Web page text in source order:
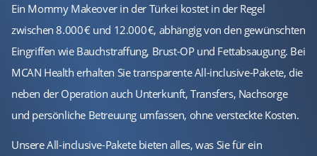
Ein Mommy Makeover in der Türkei kostet in der Regel
zwischen 8.000 € und 12.000 €, abhängig von den gewünschten
Eingriffen wie Bauchstraffung, Brust-OP und Fettabsaugung. Bei
MCAN Health erhalten Sie transparente All-inclusive-Pakete, die
neben der Operation auch Unterkunft, Transfers, Nachsorge
und persönliche Betreuung umfassen, ohne versteckte Kosten.
Unsere All-inclusive-Pakete bieten alles, was Sie für ein